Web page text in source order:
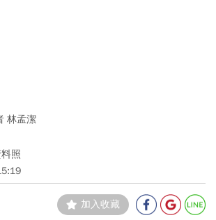
林孟潔
照
加入收藏